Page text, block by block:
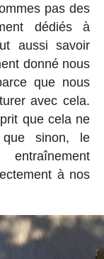
pas des
dédiés à
aussi savoir
donné nous
que nous
avec cela.
que cela ne
sinon, le
à nos